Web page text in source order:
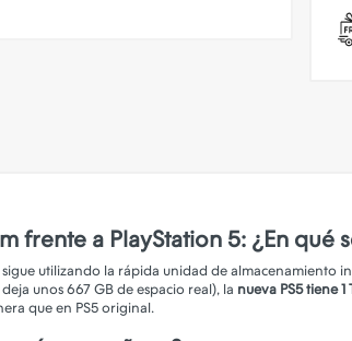
PS5
frente a PlayStation 5: ¿En
sigue utilizando la rápida unidad de almacenamiento
unos 667 GB de espacio real), la nueva PS5 tiene 1
que en PS5 original.